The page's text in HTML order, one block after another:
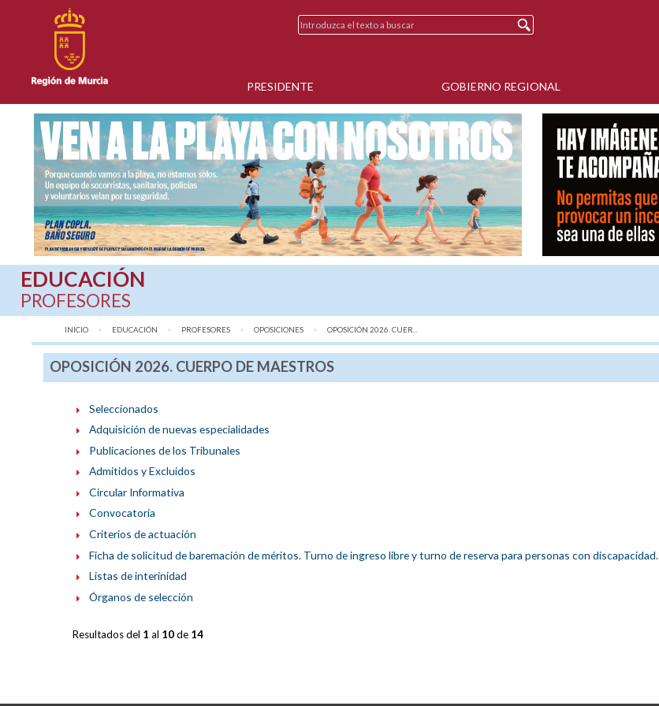
PRESIDENTE GOBIERNO REGIONAL
EDUCACIÓN
PROFESORES
INICIO EDUCACIÓN PROFESORES OPOSICIONES AQUÍ:
OPOSICIÓN 2026. CUER...
OPOSICIÓN 2026. CUERPO DE MAESTROS
Seleccionados
Adquisición de nuevas especialidades
Publicaciones de los Tribunales
Admitidos y Excluidos
Circular Informativa
Convocatoria
Criterios de actuación
Ficha de solicitud de baremación de méritos. Turno de ingreso libre y turno de reserva para personas con discapacidad.
Listas de interinidad
Órganos de selección
Resultados del 1 al 10de 14